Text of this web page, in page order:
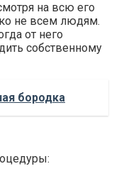
на всю его
не всем людям.
от него
собственному
бородка